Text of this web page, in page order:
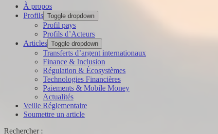
À propos
Profils Toggle dropdown
Profil pays
Profils d’Acteurs
Articles Toggle dropdown
Transferts d’argent internationaux
Finance & Inclusion
Régulation & Écosystèmes
Technologies Financières
Paiements & Mobile Money
Actualités
Veille Réglementaire
Soumettre un article
Rechercher :